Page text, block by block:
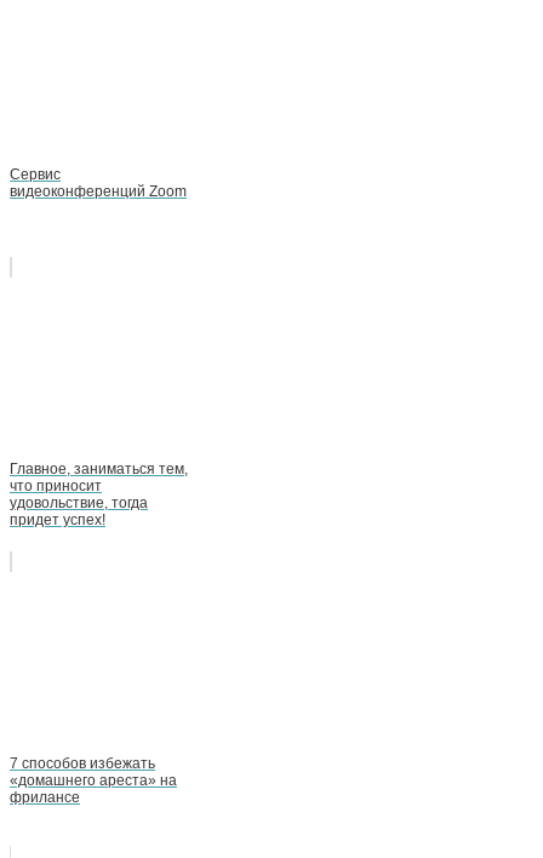
Сервис
видеоконференций Zoom
Главное, заниматься тем,
что приносит
удовольствие, тогда
придет успех!
7 способов избежать
«домашнего ареста» на
фрилансе